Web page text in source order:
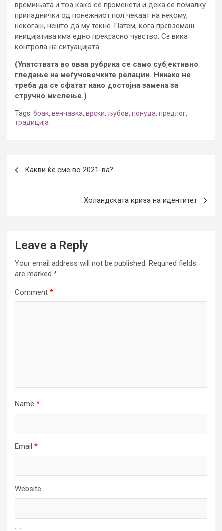
времињата и тоа како се променети и дека се помалку
припаднички од понежниот пол чекаат на некому,
некогаш, нешто да му текне. Патем, кога превземаш
иницијатива има едно прекрасно чувство. Се вика
контрола на ситуацијата…
(Упатствата во оваа рубрика се само субјективно
гледање на меѓучовечките релации. Никако не
треба да се сфатат како достојна замена за
стручно мислење.)
Tags: брак, венчавка, врски, љубов, понуда, предлог,
традиција
Какви ќе сме во 2021-ва?
Холандската криза на идентитет
Leave a Reply
Your email address will not be published. Required fields
are marked *
Comment *
Name *
Email *
Website